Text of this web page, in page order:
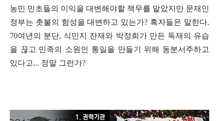
농민 민초들의 이익을 대변해야할 책무를 맡았지만 문재인
정부는 촛불의 함성을 대변하고 있는가? 혹자들은 말한다.
70여년의 분단, 식민지 잔재와 박정희가 만든 독재의 유습
을 끊고 민족의 소원인 통일을 만들기 위해 동분서주하고
있다고... 정말 그런가?